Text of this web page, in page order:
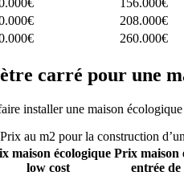
208.000€
260.000€
carré pour une
installer une maison écologique
Prix au m2 pour la construction
maison écologique
low cost
Prix maison
entrée de